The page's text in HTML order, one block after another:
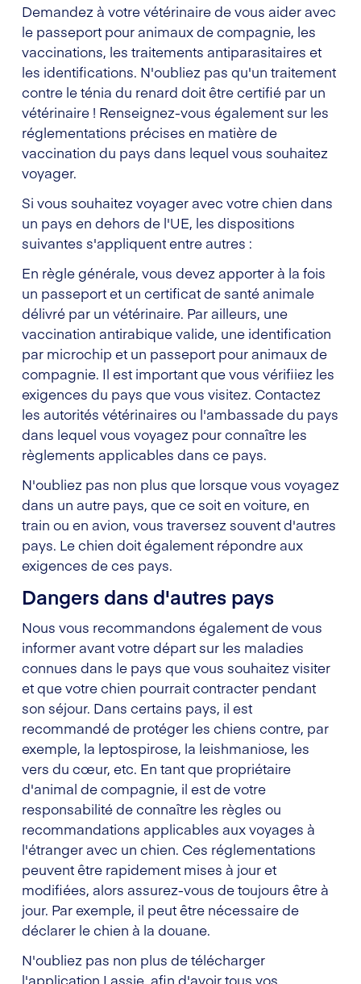
Demandez à votre vétérinaire de vous aider avec
le passeport pour animaux de compagnie, les
vaccinations, les traitements antiparasitaires et
les identifications. N'oubliez pas qu'un traitement
contre le ténia du renard doit être certifié par un
vétérinaire ! Renseignez-vous également sur les
réglementations précises en matière de
vaccination du pays dans lequel vous souhaitez
voyager.
Si vous souhaitez voyager avec votre chien dans
un pays en dehors de l'UE, les dispositions
suivantes s'appliquent entre autres :
En règle générale, vous devez apporter à la fois
un passeport et un certificat de santé animale
délivré par un vétérinaire. Par ailleurs, une
vaccination antirabique valide, une identification
par microchip et un passeport pour animaux de
compagnie. Il est important que vous vérifiiez les
exigences du pays que vous visitez. Contactez
les autorités vétérinaires ou l'ambassade du pays
dans lequel vous voyagez pour connaître les
règlements applicables dans ce pays.
N'oubliez pas non plus que lorsque vous voyagez
dans un autre pays, que ce soit en voiture, en
train ou en avion, vous traversez souvent d'autres
pays. Le chien doit également répondre aux
exigences de ces pays.
Dangers dans d'autres pays
Nous vous recommandons également de vous
informer avant votre départ sur les maladies
connues dans le pays que vous souhaitez visiter
et que votre chien pourrait contracter pendant
son séjour. Dans certains pays, il est
recommandé de protéger les chiens contre, par
exemple, la leptospirose, la leishmaniose, les
vers du cœur, etc. En tant que propriétaire
d'animal de compagnie, il est de votre
responsabilité de connaître les règles ou
recommandations applicables aux voyages à
l'étranger avec un chien. Ces réglementations
peuvent être rapidement mises à jour et
modifiées, alors assurez-vous de toujours être à
jour. Par exemple, il peut être nécessaire de
déclarer le chien à la douane.
N'oubliez pas non plus de télécharger
l'application Lassie, afin d'avoir tous vos